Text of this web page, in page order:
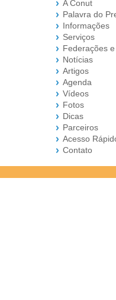
A Conut
Palavra do
Informações
Serviços
Federações
Notícias
Artigos
Agenda
Vídeos
Fotos
Dicas
Parceiros
Acesso
Contato